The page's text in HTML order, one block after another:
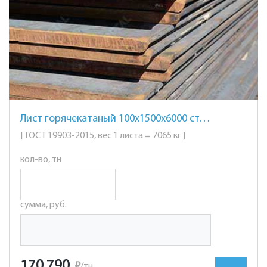
Лист горячекатаный 100х1500х6000 ст. 10ХСНД
[ ГОСТ 19903-2015, вес 1 листа = 7065 кг ]
кол-во, тн
сумма, руб.